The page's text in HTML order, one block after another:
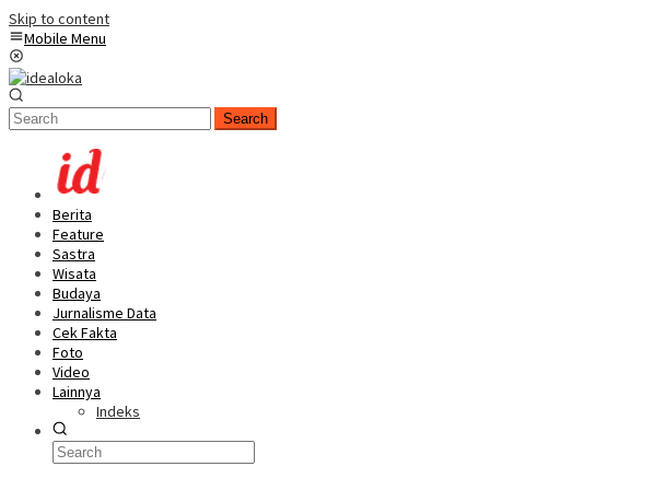
Skip to content
Mobile Menu
Search
Berita
Feature
Sastra
Wisata
Budaya
Jurnalisme Data
Cek Fakta
Foto
Video
Lainnya
Indeks